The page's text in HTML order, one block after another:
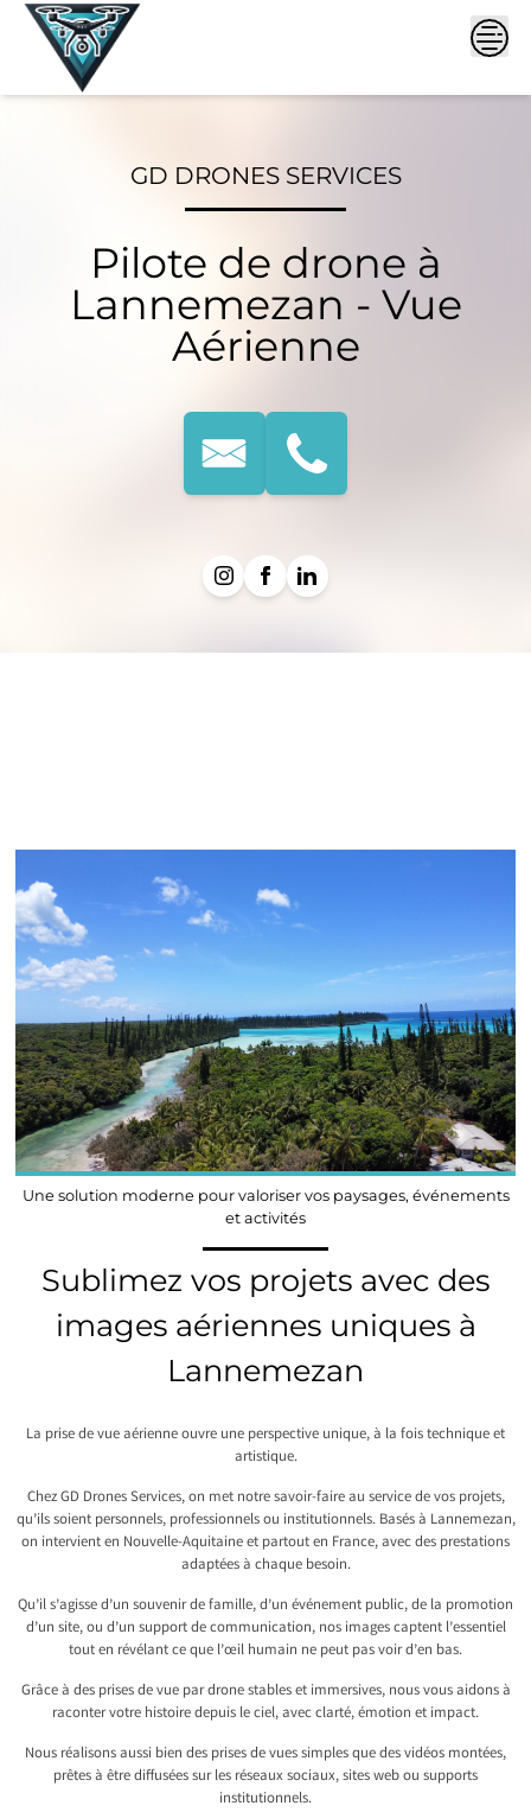
Skip
GD DRONES SERVICES
Pilote de drone à
Lannemezan - Vue
Aérienne
Une solution moderne pour valoriser vos paysages, événements
et activités
Sublimez vos projets avec des
images aériennes uniques à
Lannemezan
La prise de vue aérienne ouvre une perspective unique, à la fois technique et
artistique.
Chez GD Drones Services, on met notre savoir-faire au service de vos projets,
qu’ils soient personnels, professionnels ou institutionnels. Basés à Lannemezan,
on intervient en Nouvelle-Aquitaine et partout en France, avec des prestations
adaptées à chaque besoin.
Qu’il s’agisse d’un souvenir de famille, d’un événement public, de la promotion
d’un site, ou d’un support de communication, nos images captent l’essentiel
tout en révélant ce que l’œil humain ne peut pas voir d’en bas.
Grâce à des prises de vue par drone stables et immersives, nous vous aidons à
raconter votre histoire depuis le ciel, avec clarté, émotion et impact.
Nous réalisons aussi bien des prises de vues simples que des vidéos montées,
prêtes à être diffusées sur les réseaux sociaux, sites web ou supports
institutionnels.